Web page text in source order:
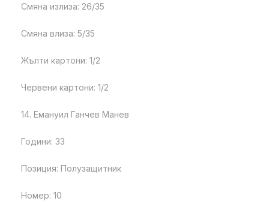
Смяна излиза: 26/35
Смяна влиза: 5/35
Жълти картони: 1/2
Червени картони: 1/2
14. Емануил Ганчев Манев
Години: 33
Позиция: Полузащитник
Номер: 10